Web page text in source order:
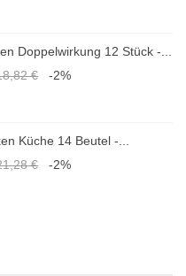
Doppelwirkung 12 Stück -...
€ -2%
Küche 14 Beutel -...
€ -2%